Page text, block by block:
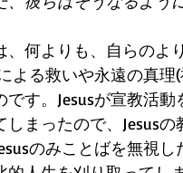
、何よりも、自らの
よる救いや永遠の真
です。Jesusが宣教活
しまったので、Jesus
のみことばを無視